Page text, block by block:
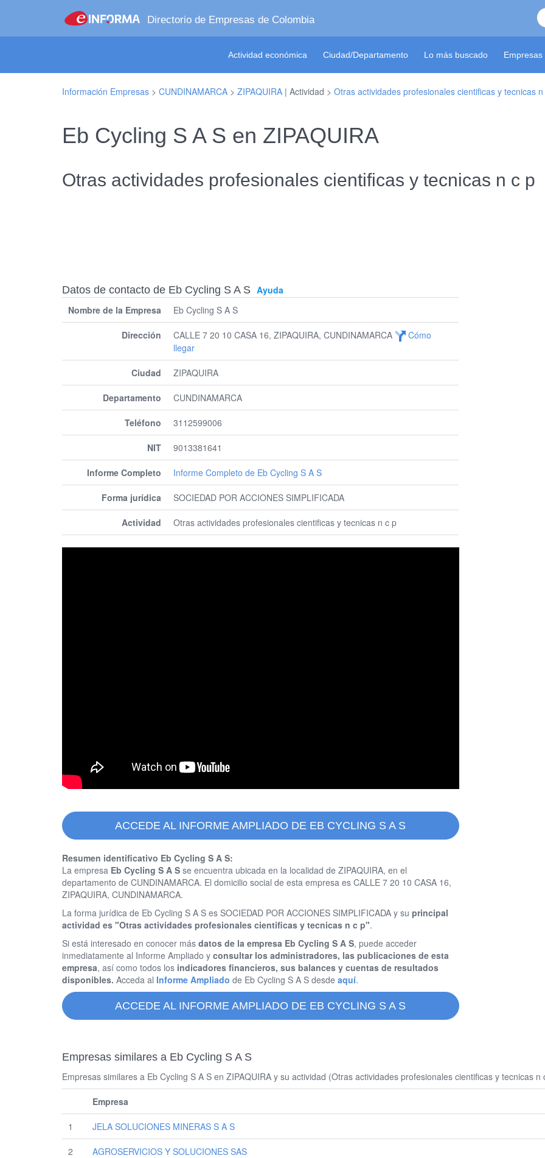
Directorio de Empresas de Colombia
Actividad económica Ciudad/Departamento Lo más buscado
Información Empresas > CUNDINAMARCA > ZIPAQUIRA | Actividad > Otras actividades profesionales cientificas y tecnicas
Eb Cycling S A S en ZIPAQUIRA
Otras actividades profesionales cientificas y tecnicas n c p
Datos de contacto de Eb Cycling S A S Ayuda
Nombre de la Empresa
Eb Cycling S A S
Dirección CALLE 7 20 10 CASA 16, ZIPAQUIRA, CUNDINAMARCA
Cómo
llegar
Ciudad ZIPAQUIRA
Departamento CUNDINAMARCA
Teléfono 3112599006
NIT 9013381641
Informe Completo Informe Completo de Eb Cycling S A S
Forma jurídica SOCIEDAD POR ACCIONES SIMPLIFICADA
Actividad Otras actividades profesionales cientificas y tecnicas n c p
ACCEDE AL INFORME AMPLIADO DE EB CYCLING S A S
Resumen identificativo Eb Cycling S A S:
La empresa Eb Cycling S A S se encuentra ubicada en la localidad de ZIPAQUIRA, en el
departamento de CUNDINAMARCA. El domicilio social de esta empresa es CALLE 7 20 10 CASA 16,
ZIPAQUIRA, CUNDINAMARCA.
La forma jurídica de Eb Cycling S A S es SOCIEDAD POR ACCIONES SIMPLIFICADA y su principal
actividad es "Otras actividades profesionales cientificas y tecnicas n c p".
Si está interesado en conocer más datos de la empresa Eb Cycling S A S, puede acceder
inmediatamente al Informe Ampliado y consultar los administradores, las publicaciones de esta
empresa, así como todos los indicadores financieros, sus balances y cuentas de resultados
disponibles. Acceda al Informe Ampliado de Eb Cycling S A S desde aquí.
ACCEDE AL INFORME AMPLIADO DE EB CYCLING S A S
Empresas similares a Eb Cycling S A S
Empresas similares a Eb Cycling S A S en ZIPAQUIRA y su actividad (Otras actividades profesionales cientificas y tecnicas n
Empresa
1 JELA SOLUCIONES MINERAS S A S
2 AGROSERVICIOS Y SOLUCIONES SAS